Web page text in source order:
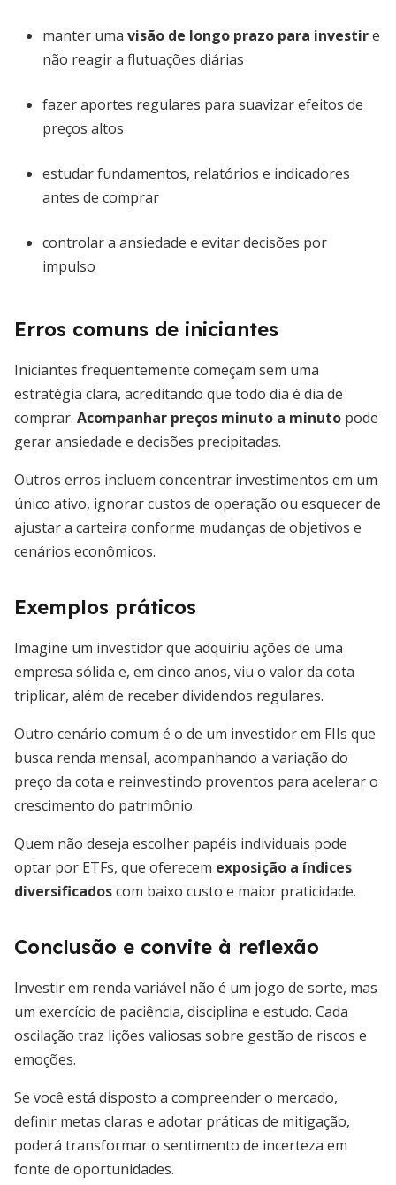
manter uma visão de longo prazo para investire
não reagir a flutuações diárias
fazer aportes regulares para suavizar efeitos de
preços altos
estudar fundamentos, relatórios e indicadores
antes de comprar
controlar a ansiedade e evitar decisões por
impulso
Erros comuns de iniciantes
Iniciantes frequentemente começam sem uma
estratégia clara, acreditando que todo dia é dia de
comprar. Acompanhar preços minuto a minuto pode
gerar ansiedade e decisões precipitadas.
Outros erros incluem concentrar investimentos em um
único ativo, ignorar custos de operação ou esquecer de
ajustar a carteira conforme mudanças de objetivos e
cenários econômicos.
Exemplos práticos
Imagine um investidor que adquiriu ações de uma
empresa sólida e, em cinco anos, viu o valor da cota
triplicar, além de receber dividendos regulares.
Outro cenário comum é o de um investidor em FIIs que
busca renda mensal, acompanhando a variação do
preço da cota e reinvestindo proventos para acelerar o
crescimento do patrimônio.
Quem não deseja escolher papéis individuais pode
optar por ETFs, que oferecem exposição a índices
diversificadoscom baixo custo e maior praticidade.
Conclusão e convite à reflexão
Investir em renda variável não é um jogo de sorte, mas
um exercício de paciência, disciplina e estudo. Cada
oscilação traz lições valiosas sobre gestão de riscos e
emoções.
Se você está disposto a compreender o mercado,
definir metas claras e adotar práticas de mitigação,
poderá transformar o sentimento de incerteza em
fonte de oportunidades.